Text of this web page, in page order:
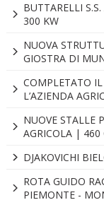
BUTTARELLI
300 KW
NUOVA
GIOSTRA DI
COMPLETATO
L’AZIENDA
NUOVE STALLE
AGRICOLA | 460
DJAKOVICHI
ROTA GUIDO
PIEMONTE -